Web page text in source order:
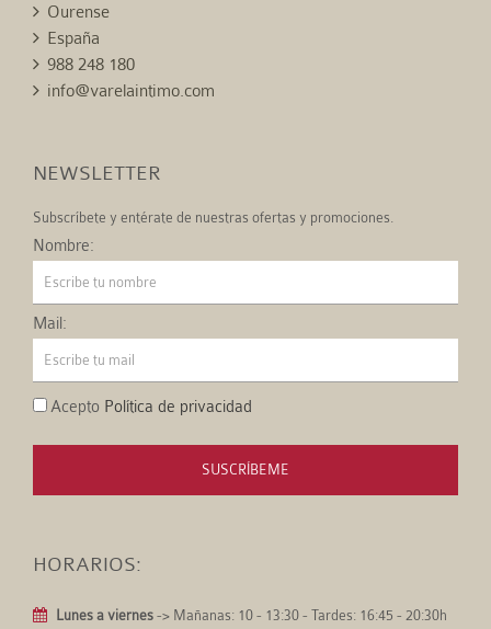
Ourense
España
988 248 180
info@varelaintimo.com
NEWSLETTER
Subscríbete y entérate de nuestras ofertas y promociones.
Nombre:
Mail:
Acepto Política de privacidad
SUSCRÍBEME
HORARIOS:
Lunes a viernes -> Mañanas: 10 - 13:30 - Tardes: 16:45 - 20:30h